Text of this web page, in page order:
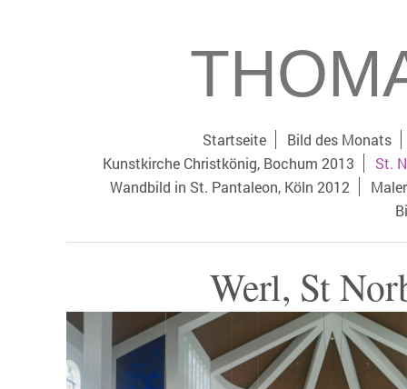
Startseite
Bild des Monats
Kunstkirche Christkönig, Bochum 2013
St.
Wandbild in St. Pantaleon, Köln 2012
Werl, St